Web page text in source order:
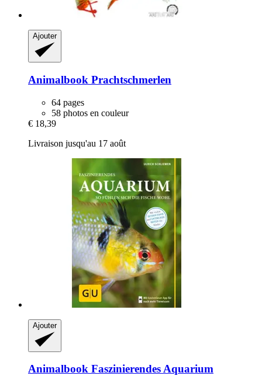
Ajouter
Animalbook Prachtschmerlen
64 pages
58 photos en couleur
€ 18,39
Livraison jusqu'au 17 août
Ajouter
Animalbook Faszinierendes Aquarium